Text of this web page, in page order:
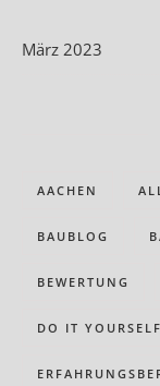
März 2023
AACHEN
BAUBLOG
BEWERTUNG
DO IT YOURSELF